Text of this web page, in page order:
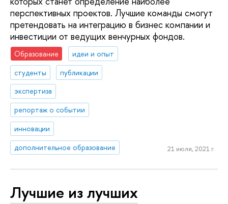
перспективных проектов. Лучшие команды смогут
претендовать на интеграцию в бизнес компании и
инвестиции от ведущих венчурных фондов.
Образование
идеи и опыт
студенты
публикации
экспертиза
репортаж о событии
инновации
дополнительное образование
21 июля, 2021 г.
Лучшие из лучших